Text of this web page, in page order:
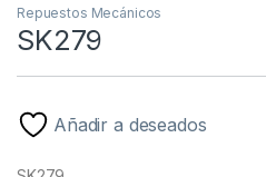
Repuestos Mecánicos
SK279
Añadir a deseados